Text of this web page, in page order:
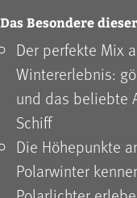
Das Besondere
Der perfekte Mix
Wintererlebnis:
und das beliebte
Schiff
Die Höhepunkte
Polarwinter